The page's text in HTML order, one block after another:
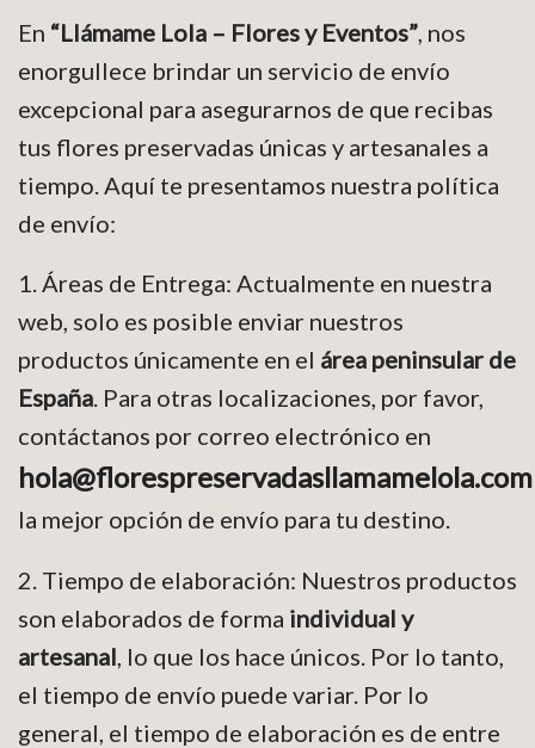
En “Llámame Lola – Flores y Eventos” , nos
enorgullece brindar un servicio de envío
excepcional para asegurarnos de que recibas
tus flores preservadas únicas y artesanales a
tiempo. Aquí te presentamos nuestra política
de envío:
1. Áreas de Entrega: Actualmente en nuestra
web, solo es posible enviar nuestros
productos únicamente en el área peninsular de
España. Para otras localizaciones, por favor,
contáctanos por correo electrónico en
hola@florespreservadasllamamelola.com
la mejor opción de envío para tu destino.
2. Tiempo de elaboración: Nuestros productos
son elaborados de forma individual y
artesanal , lo que los hace únicos. Por lo tanto,
el tiempo de envío puede variar. Por lo
general, el tiempo de elaboración es de entre